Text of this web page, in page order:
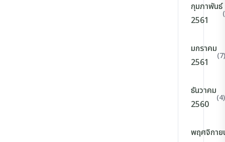
กุมภาพันธ์
2561
มกราคม
2561
(7)
ธันวาคม
2560
(4)
พฤศจิกาย